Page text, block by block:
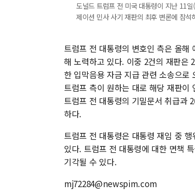
도널드 트럼프 전 미국 대통령이 지난 11
제이션 민사 사기 재판의 최후 변론에
트럼프 전 대통령의 변호인 측은 올해
해 노력하고 있다. 이중 2건의 재판은
한 입막음용 자금 지급 관련 소송으로
트럼프 측이 원하는 대로 해당 재판이
트럼프 전 대통령의 기밀문서 취급과
하다.
트럼프 전 대통령은 대통령 재임 중
있다. 트럼프 전 대통령에 대한 면책
기각될 수 있다.
mj72284@newspim.com